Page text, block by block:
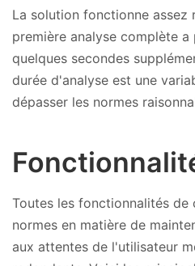
La solution fonctionne assez
première analyse complète
quelques secondes
durée d'analyse est une
dépasser les normes
Toutes les fonctionnalités
normes en matière de
aux attentes de l'utilisateur